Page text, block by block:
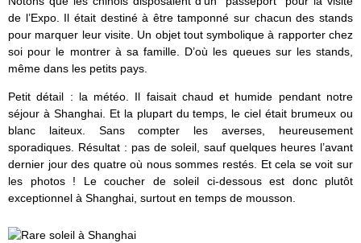
de l’Expo. Il était destiné à être tamponné sur chacun des stands
pour marquer leur visite. Un objet tout symbolique à rapporter chez
soi pour le montrer à sa famille. D’où les queues sur les stands,
même dans les petits pays.
Petit détail : la météo. Il faisait chaud et humide pendant notre
séjour à Shanghai. Et la plupart du temps, le ciel était brumeux ou
blanc laiteux. Sans compter les averses, heureusement
sporadiques. Résultat : pas de soleil, sauf quelques heures l’avant
dernier jour des quatre où nous sommes restés. Et cela se voit sur
les photos ! Le coucher de soleil ci-dessous est donc plutôt
exceptionnel à Shanghai, surtout en temps de mousson.